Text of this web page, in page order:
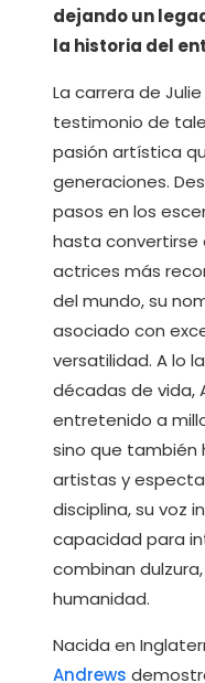
dejando un
la historia del
La carrera de
testimonio de
pasión artística
generaciones.
pasos en los
hasta convertirse
actrices más
del mundo, su
asociado con
versatilidad. A lo
décadas de vida,
entretenido a
sino que también
artistas y
disciplina, su voz
capacidad para
combinan
humanidad.
Nacida en
Andrews